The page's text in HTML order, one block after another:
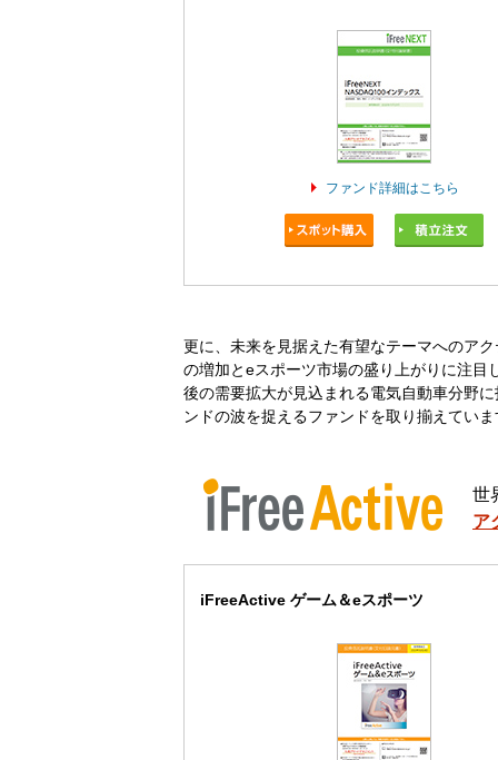
ファンド詳細はこちら
更に、未来を見据えた有望なテーマへのア
の増加とeスポーツ市場の盛り上がりに注
後の需要拡大が見込まれる電気自動車分野
ンドの波を捉えるファンドを取り揃えてい
世
ア
iFreeActive ゲーム＆eスポーツ